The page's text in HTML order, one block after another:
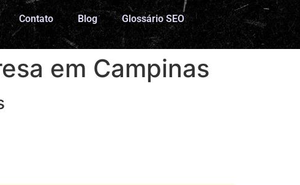
Contato Blog Glossário SEO
em Campinas